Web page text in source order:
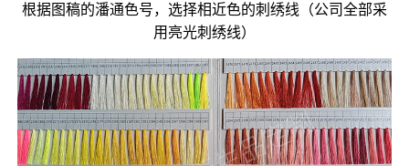
根据图稿的潘通色号，选择相近色的刺绣线（公司全部采
用亮光刺绣线）